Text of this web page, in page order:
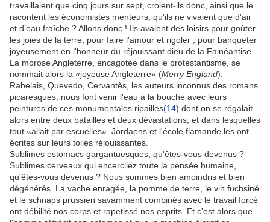
travaillaient que cinq jours sur sept, croient-ils donc, ainsi que le
racontent les économistes menteurs, qu'ils ne vivaient que d'air
et d'eau fraîche ? Allons donc ! Ils avaient des loisirs pour goûter
les joies de la terre, pour faire l'amour et rigoler ; pour banqueter
joyeusement en l'honneur du réjouissant dieu de la Fainéantise.
La morose Angleterre, encagotée dans le protestantisme, se
nommait alors la «joyeuse Angleterre» (Merry England).
Rabelais, Quevedo, Cervantès, les auteurs inconnus des romans
picaresques, nous font venir l'eau à la bouche avec leurs
peintures de ces monumentales ripailles(14) dont on se régalait
alors entre deux batailles et deux dévastations, et dans lesquelles
tout «allait par escuelles». Jordaens et l'école flamande les ont
écrites sur leurs toiles réjouissantes.
Sublimes estomacs gargantuesques, qu'êtes-vous devenus ?
Sublimes cerveaux qui encercliez toute la pensée humaine,
qu'êtes-vous devenus ? Nous sommes bien amoindris et bien
dégénérés. La vache enragée, la pomme de terre, le vin fuchsiné
et le schnaps prussien savamment combinés avec le travail forcé
ont débilité nos corps et rapetissé nos esprits. Et c'est alors que